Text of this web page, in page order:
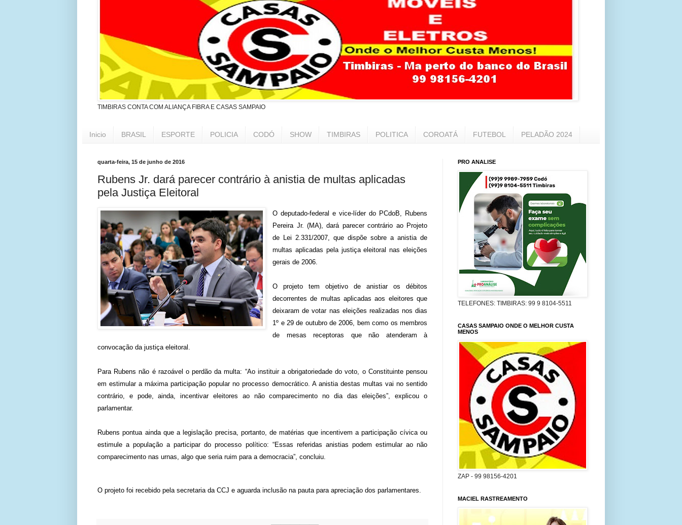
TIMBIRAS CONTA COM ALIANÇA FIBRA E CASAS SAMPAIO
Inicio BRASIL ESPORTE POLICIA CODÓ SHOW TIMBIRAS POLITICA COROATÁ FUTEBOL PELADÃO 2024
quarta-feira, 15 de junho de 2016
Rubens Jr. dará parecer contrário à anistia de multas aplicadas
pela Justiça Eleitoral
O deputado-federal e vice-líder do PCdoB, Rubens
Pereira Jr. (MA), dará parecer contrário ao Projeto
de Lei 2.331/2007, que dispõe sobre a anistia de
multas aplicadas pela justiça eleitoral nas eleições
gerais de 2006.
O projeto tem objetivo de anistiar os débitos
decorrentes de multas aplicadas aos eleitores que
deixaram de votar nas eleições realizadas nos dias
1º e 29 de outubro de 2006, bem como os membros
de mesas receptoras que não atenderam à
convocação da justiça eleitoral.
Para Rubens não é razoável o perdão da multa: “Ao instituir a obrigatoriedade do voto, o Constituinte pensou
em estimular a máxima participação popular no processo democrático. A anistia destas multas vai no sentido
contrário, e pode, ainda, incentivar eleitores ao não comparecimento no dia das eleições”, explicou o
parlamentar.
Rubens pontua ainda que a legislação precisa, portanto, de matérias que incentivem a participação cívica ou
estimule a população a participar do processo político: “Essas referidas anistias podem estimular ao não
comparecimento nas urnas, algo que seria ruim para a democracia”, concluiu.
O projeto foi recebido pela secretaria da CCJ e aguarda inclusão na pauta para apreciação dos parlamentares.
PRO ANALISE
TELEFONES: TIMBIRAS: 99 9 8104-5511
CASAS SAMPAIO ONDE O MELHOR CUSTA
MENOS
ZAP - 99 98156-4201
MACIEL RASTREAMENTO